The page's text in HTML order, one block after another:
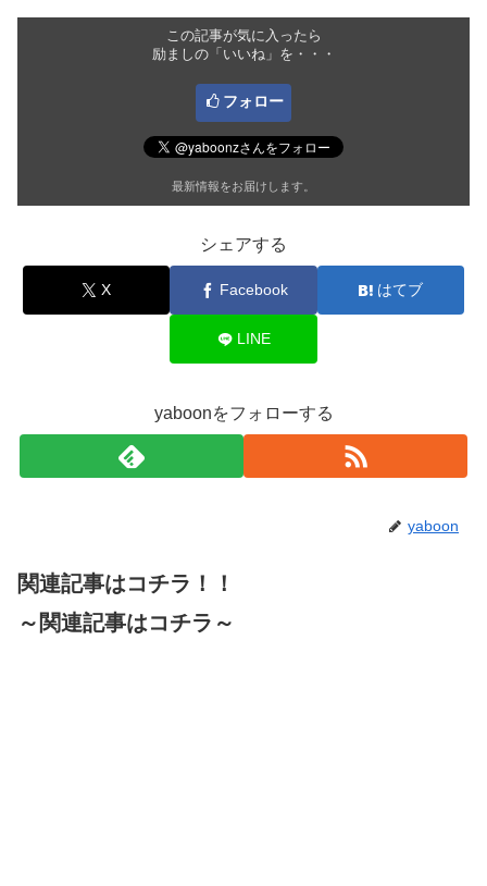
この記事が気に入ったら
励ましの「いいね」を・・・
フォロー
最新情報をお届けします。
シェアする
X Facebook はてブ
LINE
yaboonをフォローする
yaboon
関連記事はコチラ！！
～関連記事はコチラ～